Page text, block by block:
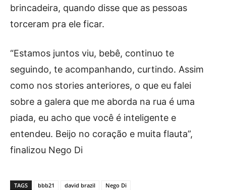
brincadeira, quando disse que as pessoas
torceram pra ele ficar.
“Estamos juntos viu, bebê, continuo te
seguindo, te acompanhando, curtindo. Assim
como nos stories anteriores, o que eu falei
sobre a galera que me aborda na rua é uma
piada, eu acho que você é inteligente e
entendeu. Beijo no coração e muita flauta”,
finalizou Nego Di
TAGS bbb21 david brazil Nego Di